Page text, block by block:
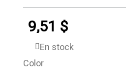
9,51 $
En stock
Color